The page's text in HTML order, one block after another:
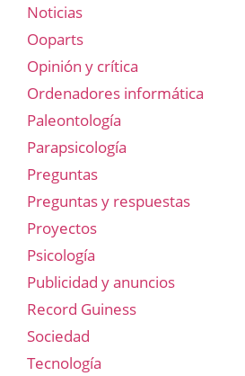
Noticias
Ooparts
Opinión y crítica
Ordenadores informática
Paleontología
Parapsicología
Preguntas
Preguntas y respuestas
Proyectos
Psicología
Publicidad y anuncios
Record Guiness
Sociedad
Tecnología